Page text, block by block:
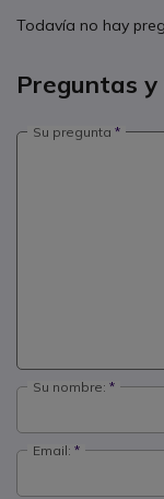
Todavía no hay
Preguntas
Su pregunta
Su nombre:
Email: